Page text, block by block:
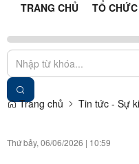
TRANG CHỦ TỔ
Trang chủ Tin tức - Sự
Thứ bảy, 06/06/2026 | 10:59